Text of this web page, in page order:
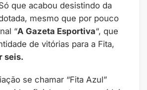
que acabou desistindo da
mesmo que por pouco
“A Gazeta Esportiva“, que
de vitórias para a Fita,
seis.
se chamar “Fita Azul”